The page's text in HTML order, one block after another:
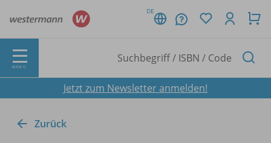
DE
MENÜ
Jetzt zum Newsletter anmelden!
Zurück